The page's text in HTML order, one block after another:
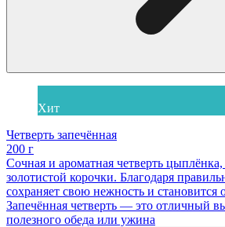
Хит
Четверть запечённая
200 г
Сочная и ароматная четверть цыплёнка,
золотистой корочки. Благодаря
сохраняет свою нежность и становится
Запечённая четверть — это отличный
полезного обеда или ужина